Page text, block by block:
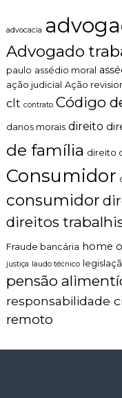
advocacia
Advogado
paulo assédio moral
ação judicial Ação
clt contrato Código
danos morais direito
de família direito
Consumidor
consumidor
direitos
Fraude bancária home
justiça laudo técnico
pensão
responsabilidade
remoto